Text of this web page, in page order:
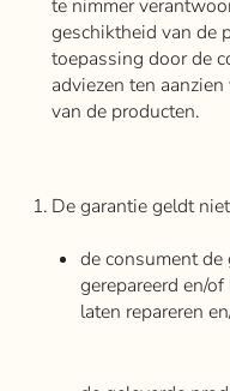
te nimmer
geschiktheid van de
toepassing door de
adviezen ten
van de producten.
De garantie geldt
de consument de
gerepareerd en/
laten repareren